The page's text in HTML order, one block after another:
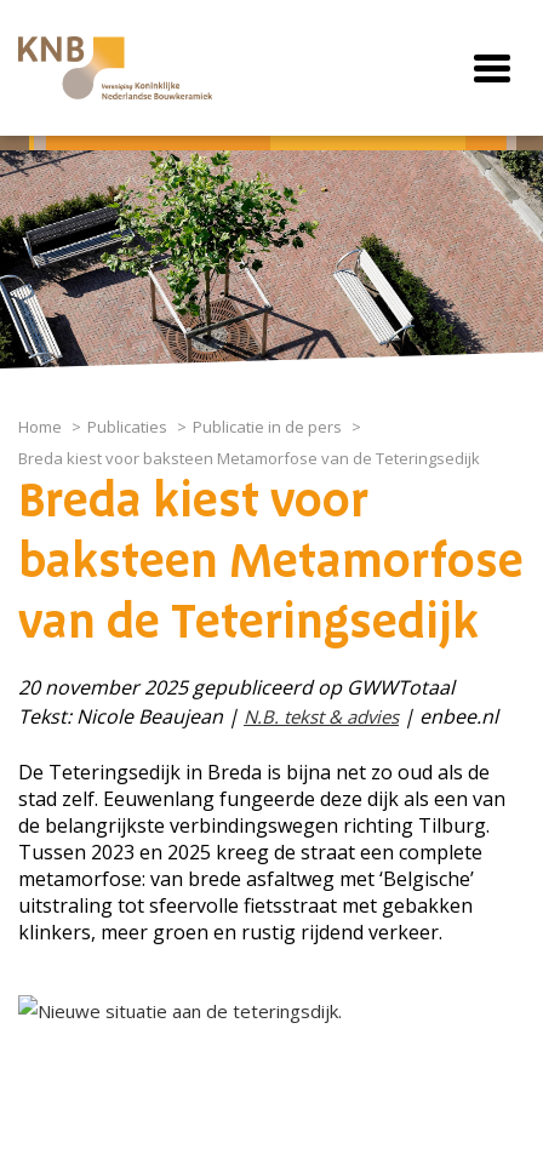
Home Publicaties
Publicatie in de pers
Breda kiest voor baksteen Metamorfose van de Teteringsedijk
Breda kiest voor
baksteen Metamorfose
van de Teteringsedijk
20 november 2025 gepubliceerd op GWWTotaal
Tekst: Nicole Beaujean | N.B. tekst & advies| enbee.nl
De Teteringsedijk in Breda is bijna net zo oud als de
stad zelf. Eeuwenlang fungeerde deze dijk als een van
de belangrijkste verbindingswegen richting Tilburg.
Tussen 2023 en 2025 kreeg de straat een complete
metamorfose: van brede asfaltweg met ‘Belgische’
uitstraling tot sfeervolle fietsstraat met gebakken
klinkers, meer groen en rustig rijdend verkeer.